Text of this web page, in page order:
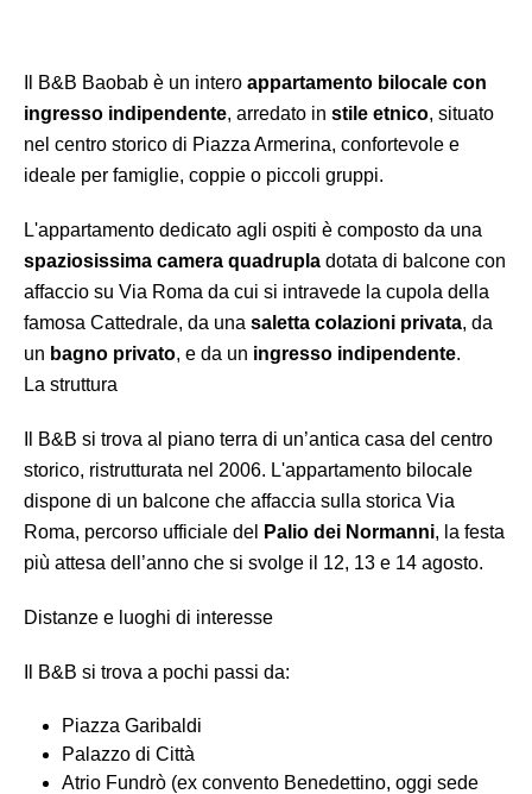
Il B&B Baobab è un intero appartamento bilocale con
ingresso indipendente, arredato in stile etnico, situato
nel centro storico di Piazza Armerina, confortevole e
ideale per famiglie, coppie o piccoli gruppi.
L'appartamento dedicato agli ospiti è composto da una
spaziosissima camera quadrupla dotata di balcone con
affaccio su Via Roma da cui si intravede la cupola della
famosa Cattedrale, da una saletta colazioni privata, da
un bagno privato, e da un ingresso indipendente.
La struttura
Il B&B si trova al piano terra di un’antica casa del centro
storico, ristrutturata nel 2006. L'appartamento bilocale
dispone di un balcone che affaccia sulla storica Via
Roma, percorso ufficiale del
Palio dei Normanni, la festa
più attesa dell’anno che si svolge il 12, 13 e 14 agosto.
Distanze e luoghi di interesse
Il B&B si trova a pochi passi da:
Piazza Garibaldi
Palazzo di Città
Atrio Fundrò (ex convento Benedettino, oggi sede